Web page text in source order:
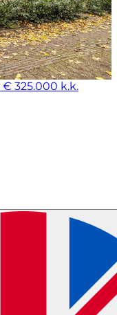
€ 325.000 k.k.